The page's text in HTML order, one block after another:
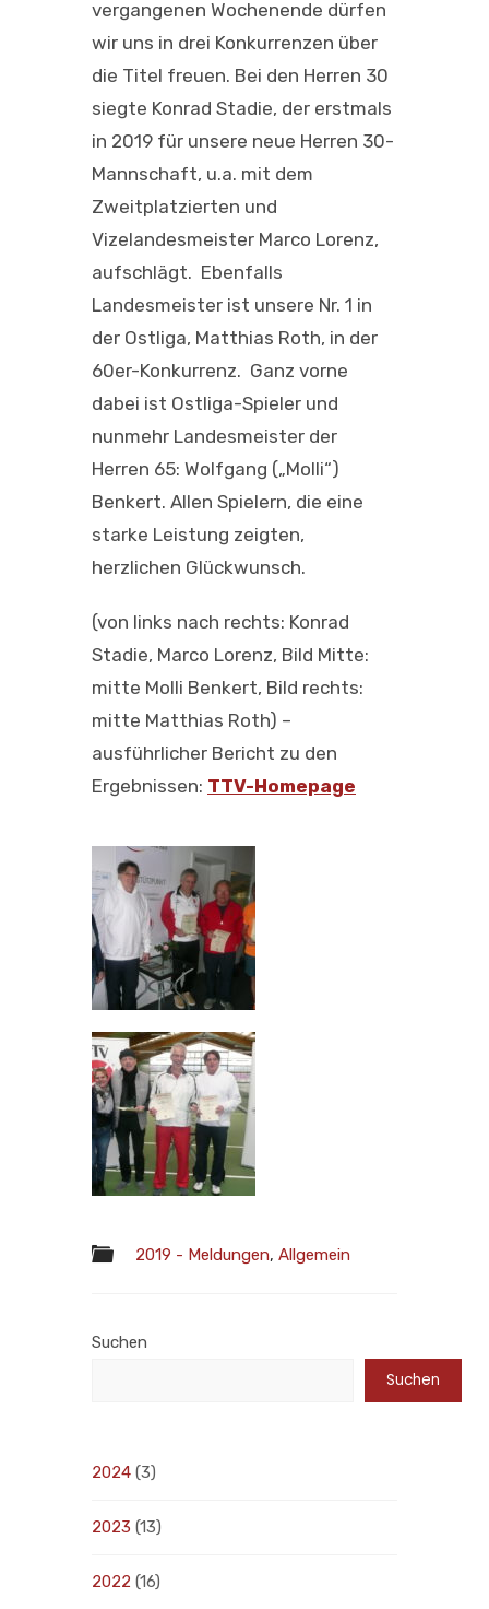
vergangenen Wochenende dürfen
wir uns in drei Konkurrenzen über
die Titel freuen. Bei den Herren 30
siegte Konrad Stadie, der erstmals
in 2019 für unsere neue Herren 30-
Mannschaft, u.a. mit dem
Zweitplatzierten und
Vizelandesmeister Marco Lorenz,
aufschlägt. Ebenfalls
Landesmeister ist unsere Nr. 1 in
der Ostliga, Matthias Roth, in der
60er-Konkurrenz. Ganz vorne
dabei ist Ostliga-Spieler und
nunmehr Landesmeister der
Herren 65: Wolfgang („Molli“)
Benkert. Allen Spielern, die eine
starke Leistung zeigten,
herzlichen Glückwunsch.
(von links nach rechts: Konrad
Stadie, Marco Lorenz, Bild Mitte:
mitte Molli Benkert, Bild rechts:
mitte Matthias Roth) –
ausführlicher Bericht zu den
Ergebnissen: TTV-Homepage
2019 - Meldungen, Allgemein
Suchen
Suchen
2024 (3)
2023 (13)
2022 (16)